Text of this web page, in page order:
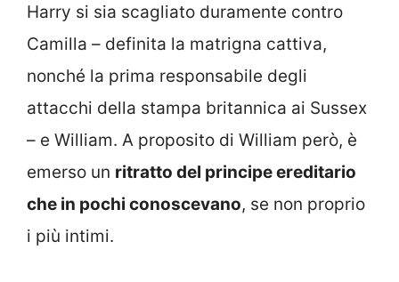
Harry si sia scagliato duramente contro
Camilla – definita la matrigna cattiva,
nonché la prima responsabile degli
attacchi della stampa britannica ai Sussex
– e William. A proposito di William però, è
emerso un ritratto del principe ereditario
che in pochi conoscevano, se non proprio
i più intimi.